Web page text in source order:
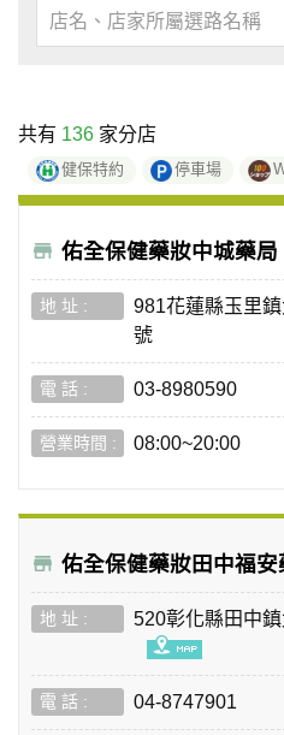
共有 136 家分店
健保特約 停車場
佑全保健藥妝中城藥局
981花蓮縣玉里
號
03-8980590
08:00~20:00
佑全保健藥妝田中福安
520彰化縣田中
04-8747901